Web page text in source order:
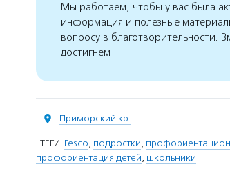
Мы работаем, чтобы у вас была
информация и полезные
вопросу в благотворительности.
достигнем
Приморский кр.
ТЕГИ: Fesco, подростки,
профориентация детей, школьники